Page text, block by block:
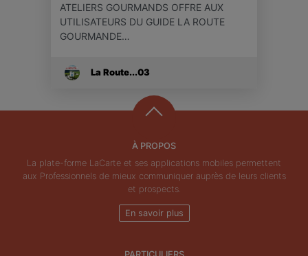
ATELIERS GOURMANDS OFFRE AUX
UTILISATEURS DU GUIDE LA ROUTE
GOURMANDE…
La Route...03
À PROPOS
La plate-forme LaCarte et ses applications mobiles permettent
aux Professionnels de mieux communiquer auprès de leurs clients
et prospects.
En savoir plus